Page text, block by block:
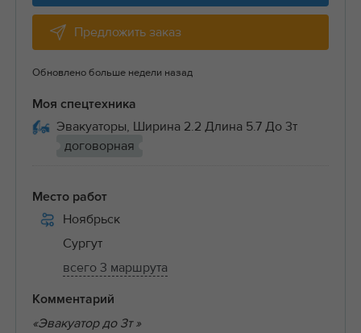
Предложить заказ
Обновлено больше недели назад
Моя спецтехника
Эвакуаторы, Ширина 2.2 Длина 5.7 До 3т
договорная
Место работ
Ноябрьск
Сургут
всего 3 маршрута
Комментарий
«Эвакуатор до 3т »